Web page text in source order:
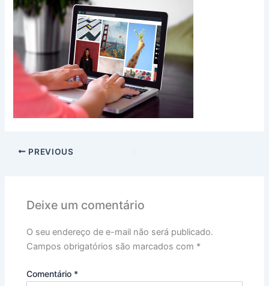
PREVIOUS
Deixe um comentário
O seu endereço de e-mail não será publicado.
Campos obrigatórios são marcados com *
Comentário *